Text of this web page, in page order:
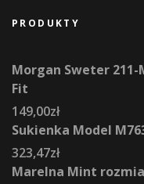
PRODUKTY
Morgan Sweter 211-
Fit
149,00zł
Sukienka Model
323,47zł
Marelna Mint